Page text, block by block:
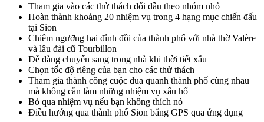
Tham gia vào các thử thách đối đầu theo nhóm nhỏ
Hoàn thành khoảng 20 nhiệm vụ trong 4 hạng mục chiến đấu
tại Sion
Chiêm ngưỡng hai đỉnh đồi của thành phố với nhà thờ Valère
và lâu đài cũ Tourbillon
Dễ dàng chuyển sang trong nhà khi thời tiết xấu
Chọn tốc độ riêng của bạn cho các thử thách
Tham gia thành công cuộc đua quanh thành phố cùng nhau
mà không cần làm những nhiệm vụ xấu hổ
Bỏ qua nhiệm vụ nếu bạn không thích nó
Điều hướng qua thành phố Sion bằng GPS qua ứng dụng